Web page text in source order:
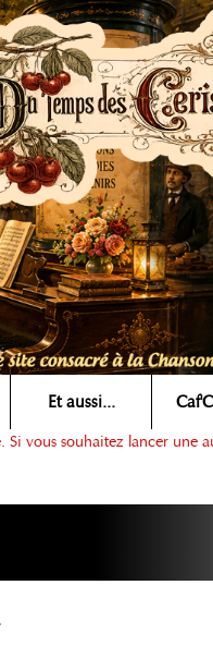
Et aussi...
vous souhaitez lancer une